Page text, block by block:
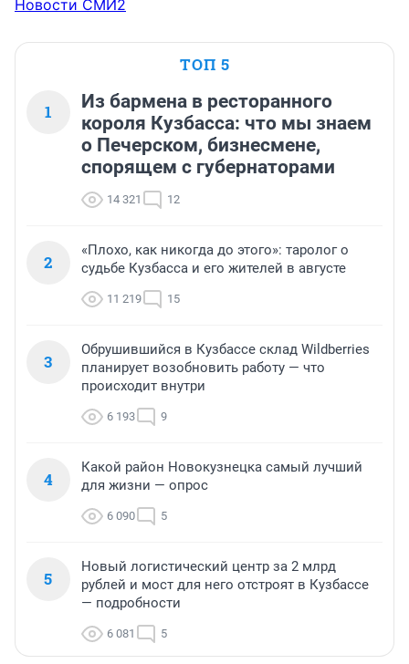
Новости СМИ2
ТОП 5
1
Из бармена в ресторанного
короля Кузбасса: что мы знаем
о Печерском, бизнесмене,
спорящем с губернаторами
14 321 12
2
«Плохо, как никогда до этого»: таролог о
судьбе Кузбасса и его жителей в августе
11 219 15
3
Обрушившийся в Кузбассе склад Wildberries
планирует возобновить работу — что
происходит внутри
6 193 9
4
Какой район Новокузнецка самый лучший
для жизни — опрос
6 090 5
5
Новый логистический центр за 2 млрд
рублей и мост для него отстроят в Кузбассе
— подробности
6 081 5